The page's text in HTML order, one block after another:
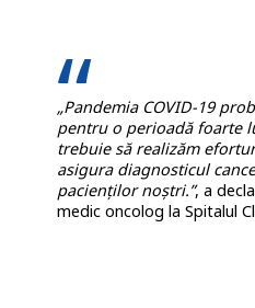
„Pandemia COVID-19
pentru o perioadă foarte
trebuie să realizăm
asigura diagnosticul
pacienților noștri.”, a
medic oncolog la Spitalul